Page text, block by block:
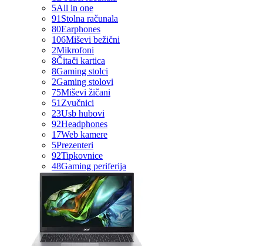
5All in one
91 Stolna računala
80Earphones
106Miševi bežični
2Mikrofoni
8Čitači kartica
8Gaming stolci
2Gaming stolovi
75Miševi žičani
51 Zvučnici
23Usb hubovi
92Headphones
17Web kamere
5Prezenteri
92Tipkovnice
48Gaming periferija